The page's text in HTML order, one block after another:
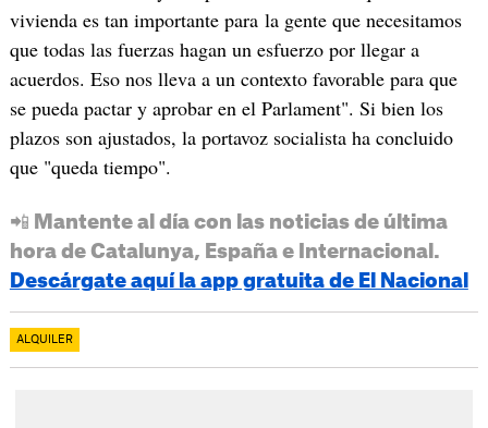
vivienda es tan importante para la gente que necesitamos
que todas las fuerzas hagan un esfuerzo por llegar a
acuerdos. Eso nos lleva a un contexto favorable para que
se pueda pactar y aprobar en el Parlament". Si bien los
plazos son ajustados, la portavoz socialista ha concluido
que "queda tiempo".
📲 Mantente al día con las noticias de última
hora de Catalunya, España e Internacional.
Descárgate aquí la app gratuita de El Nacional
ALQUILER